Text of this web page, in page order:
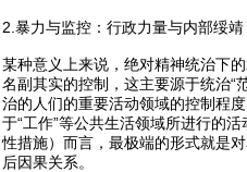
2.暴力与监控：行政力量与内部绥靖
某种意义上来说，绝对精神统治下
名副其实的控制，这主要源于统治“
治的人们的重要活动领域的控制程
于“工作”等公共生活领域所进行的
性措施）而言，最极端的形式就是
后因果关系。